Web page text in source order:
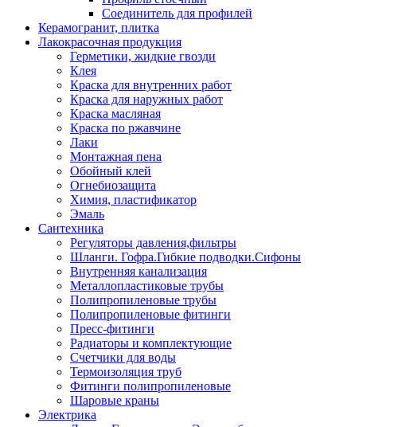
Соединитель для профилей
Керамогранит, плитка
Лакокрасочная продукция
Герметики, жидкие гвозди
Клея
Краска для внутренних работ
Краска для наружных работ
Краска масляная
Краска по ржавчине
Лаки
Монтажная пена
Обойный клей
Огнебиозащита
Химия, пластификатор
Эмаль
Сантехника
Регуляторы давления,фильтры
Шланги. Гофра.Гибкие подводки.Сифоны
Внутренняя канализация
Металлопластиковые трубы
Полипропиленовые трубы
Полипропиленовые фитинги
Пресс-фитинги
Радиаторы и комплектующие
Счетчики для воды
Термоизоляция труб
Фитинги полипропиленовые
Шаровые краны
Электрика